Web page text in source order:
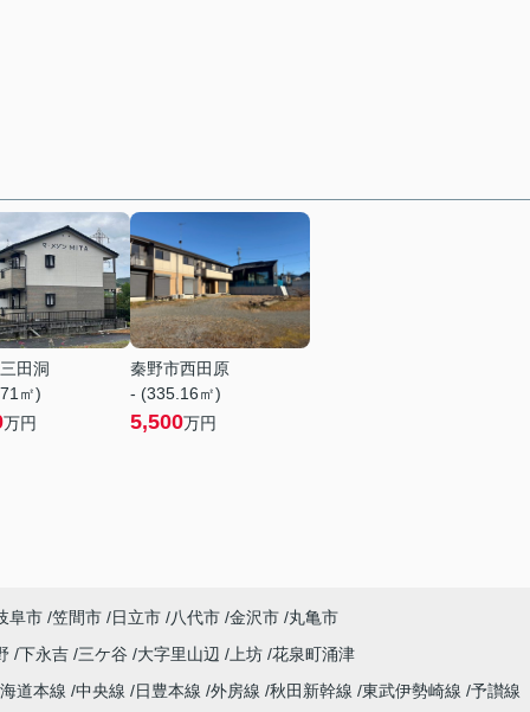
田洞
㎡)
万円
秦野市西田原
- (335.16㎡)
5,500万円
阜市 笠間市 日立市 八代市 金沢市 丸亀市
下永吉 三ケ谷 大字里山辺 上坊 花泉町涌津
道本線 中央線 日豊本線 外房線 秋田新幹線 東武伊勢崎線 予讃線